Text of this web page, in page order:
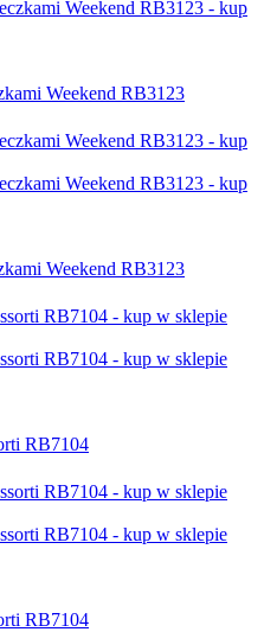
Weekend RB3123
Weekend RB3123
RB7104
RB7104